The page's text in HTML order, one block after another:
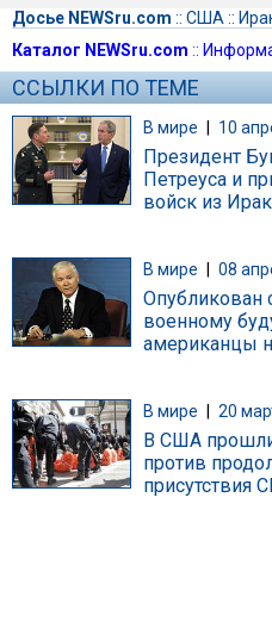
Досье NEWSru.com :: США ::
Каталог NEWSru.com ::
ССЫЛКИ ПО ТЕМЕ
В мире | 10
Президент
Петреуса и
войск из
В мире 08
Опубликован
военному
американцы
В мире 20
В США
против
присутствия